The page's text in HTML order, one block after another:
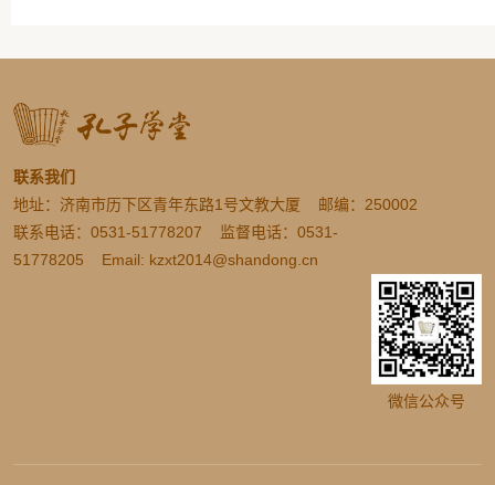
联系我们
地址：济南市历下区青年东路1号文教大厦 邮编：250002
联系电话：0531-51778207 监督电话：0531-
51778205 Email: kzxt2014@shandong.cn
微信公众号